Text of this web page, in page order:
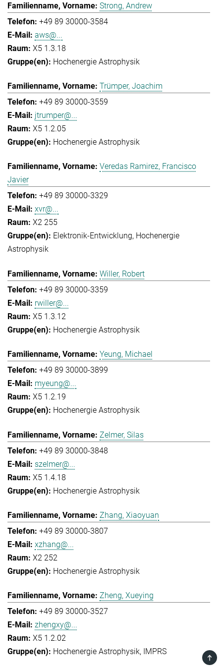
Strong, Andrew
+49 89 30000-3584
aws@...
X5 1.3.18
Hochenergie Astrophysik
Trümper, Joachim
+49 89 30000-3559
jtrumper@...
X5 1.2.05
Hochenergie Astrophysik
Veredas Ramirez, Francisco
Javier
+49 89 30000-3329
xvr@...
X2 255
Elektronik-Entwicklung Hochenergie
Astrophysik
Willer, Robert
+49 89 30000-3359
rwiller@...
X5 1.3.12
Hochenergie Astrophysik
Yeung, Michael
+49 89 30000-3899
myeung@...
X5 1.2.19
Hochenergie Astrophysik
Zelmer, Silas
+49 89 30000-3848
szelmer@...
X5 1.4.18
Hochenergie Astrophysik
Zhang, Xiaoyuan
+49 89 30000-3807
xzhang@...
X2 252
Hochenergie Astrophysik
Zheng, Xueying
+49 89 30000-3527
zhengxy@...
X5 1.2.02
Hochenergie Astrophysik
IMPRS
TOP